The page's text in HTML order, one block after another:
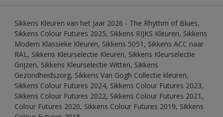
Sikkens Kleuren van het Jaar 2026 - The Rhythm of Blues,
Sikkens Colour Futures 2025, Sikkens RIJKS Kleuren, Sikkens
Modern Klassieke Kleuren, Sikkens 5051, Sikkens ACC naar
RAL, Sikkens Kleurselectie Kleuren, Sikkens Kleurselectie
Grijzen, Sikkens Kleurselectie Witten, Sikkens
Gezondheidszorg, Sikkens Van Gogh Collectie kleuren,
Sikkens Colour Futures 2024, Sikkens Colour Futures 2023,
Sikkens Colour Futures 2022, Sikkens Colour Futures 2021,
Colour Futures 2020, Sikkens Colour Futures 2019, Sikkens